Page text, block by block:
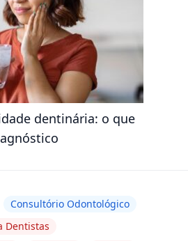
dentinária: o que
Consultório Odontológico
Dentistas